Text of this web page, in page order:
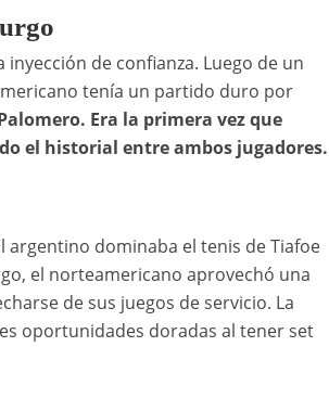
de confianza. Luego de un
tenía un partido duro por
Era la primera vez que
el historial entre ambos jugadores.
argentino dominaba el tenis de Tiafoe
el norteamericano aprovechó una
de sus juegos de servicio. La
oportunidades doradas al tener set